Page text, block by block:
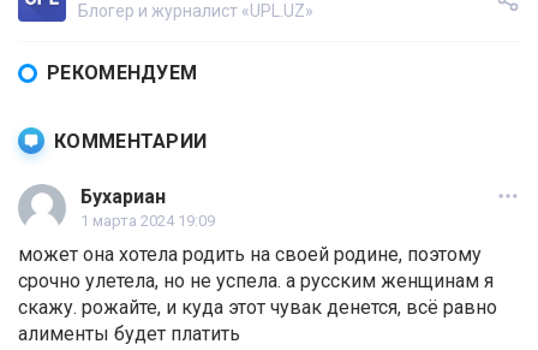
Блогер и журналист «UPL.UZ»
РЕКОМЕНДУЕМ
КОММЕНТАРИИ
Бухариан
1 марта 2024 19:09
может она хотела родить на своей родине, поэтому
срочно улетела, но не успела. а русским женщинам я
скажу. рожайте, и куда этот чувак денется, всё равно
алименты будет платить